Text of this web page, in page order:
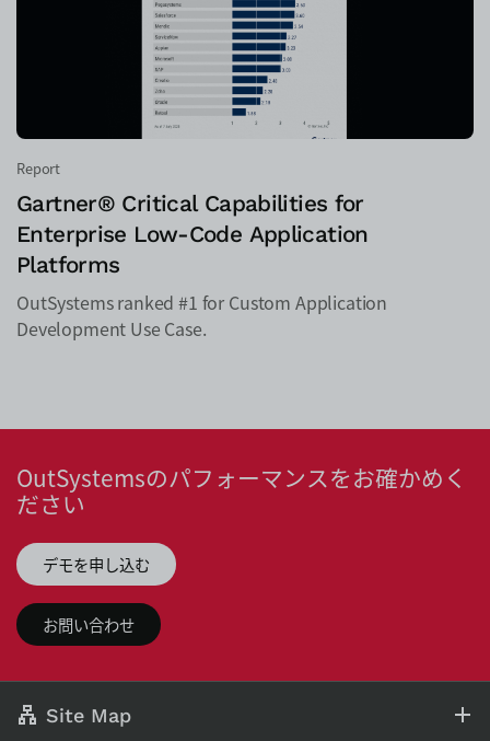
Report
Gartner® Critical Capabilities for
Enterprise Low-Code Application
Platforms
OutSystems ranked #1 for Custom Application
Development Use Case.
OutSystemsのパフォーマンスをお確かめく
ださい
デモを申し込む
お問い合わせ
Site Map